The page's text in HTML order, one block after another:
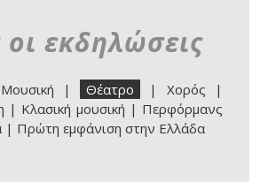
οι εκδηλώσεις
Μουσική | Θέατρο | Χορός |
| Κλασική μουσική | Περφόρμανς
| Πρώτη εμφάνιση στην Ελλάδα